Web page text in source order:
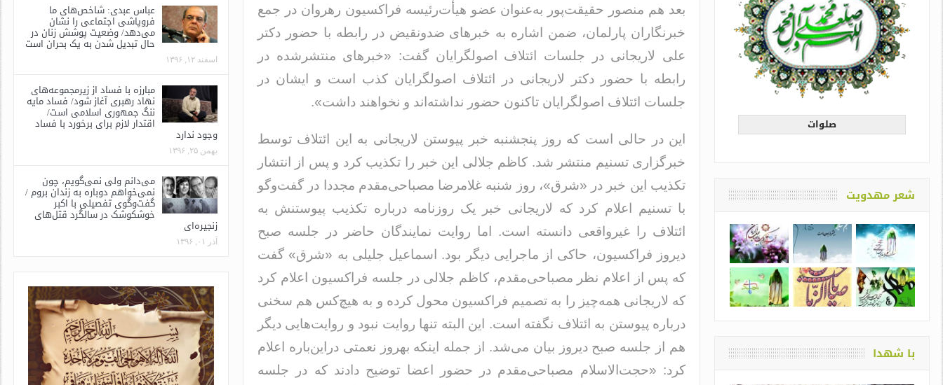
بعد هم منصور حقیقت‌پور به‌عنوان عضو هیأت‌رئیسه فراکسیون رهروان در جمع
خبرنگاران پارلمان، ضمن اشاره به خبرهای ضدونقیض در رابطه با حضور دکتر
علی لاریجانی در جلسات ائتلاف اصولگرایان گفت: «خبرهای منتشرشده در
رابطه با حضور دکتر لاریجانی در ائتلاف اصولگرایان کذب است و ایشان در
جلسات ائتلاف اصولگرایان تاکنون حضور نداشته‌اند و نخواهند داشت».
این در حالی است که روز پنجشنبه خبر پیوستن لاریجانی به این ائتلاف توسط
خبرگزاری تسنیم منتشر شد. کاظم جلالی این خبر را تکذیب کرد و پس از انتشار
تکذیب این خبر در «شرق»، روز شنبه غلامرضا مصباحی‌مقدم مجددا در گفت‌وگو
با تسنیم اعلام کرد که لاریجانی خبر یک روزنامه درباره تکذیب پیوستنش به
ائتلاف را غیرواقعی دانسته است. اما روایت نمایندگان حاضر در جلسه صبح
دیروز فراکسیون، حاکی از ماجرایی دیگر بود. اسماعیل جلیلی به «شرق» گفت
که پس از اعلام نظر مصباحی‌مقدم، کاظم جلالی در جلسه فراکسیون اعلام کرد
که لاریجانی همه‌چیز را به تصمیم فراکسیون محول کرده و به هیچ‌کس هم سخنی
درباره پیوستن به ائتلاف نگفته است. این البته تنها روایت نبود و روایت‌هایی دیگر
هم از جلسه صبح دیروز بیان می‌شد. از جمله اینکه بهروز نعمتی دراین‌باره اعلام
کرد: «حجت‌الاسلام مصباحی‌مقدم در حضور اعضا توضیح دادند که در جلسه
عباس عبدی: شاخص‌های ما
فروپاشی اجتماعی را نشان
می‌دهد/ وضعیت پوشش زنان در
حال تبدیل شدن به یک بحران است
اسفند ۱۲, ۱۳۹۶
مبارزه با فساد از زیرمجموعه‌های
نهاد رهبری آغاز شود/ فساد مایه
ننگ جمهوری اسلامی است/
اقتدار لازم برای برخورد با فساد
وجود ندارد
بهمن ۲۵, ۱۳۹۶
می‌دانم ولی نمی‌گویم، چون
نمی‌خواهم دوباره به زندان بروم /
گفت‌وگوی تفصیلی با اکبر
خوشکوشک در سالگرد قتل‌های
زنجیره‌ای
آذر ۰۱, ۱۳۹۶
صلوات
شعر مهدویت
با شهدا